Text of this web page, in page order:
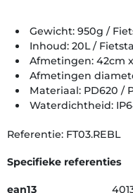
Gewicht: 950g /
Inhoud: 20L /
Afmetingen: 42cm
Afmetingen
Materiaal: PD620 /
Waterdichtheid:
Referentie: FT03.REBL
Specifieke referenties
ean13